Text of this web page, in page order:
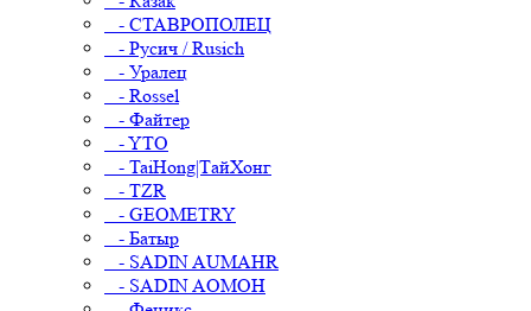
- СТАВРОПОЛЕЦ
- Русич / Rusich
- Уралец
- Rossel
- Файтер
- YTO
- TaiHong|ТайХонг
- TZR
- GEOMETRY
- Батыр
- SADIN AUMAHR
- SADIN AOMOH